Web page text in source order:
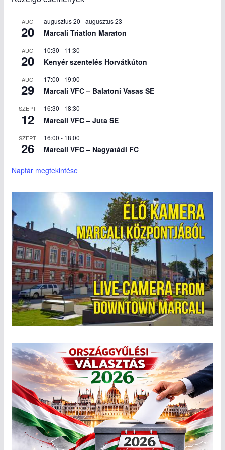
AUG
20
augusztus 20 -augusztus 23
Marcali Triatlon Maraton
AUG
20
10:30 - 11:30
Kenyér szentelés Horvátkúton
AUG
29
17:00 - 19:00
Marcali VFC – Balatoni Vasas SE
SZEPT
12
16:30 - 18:30
Marcali VFC – Juta SE
SZEPT
26
16:00 - 18:00
Marcali VFC – Nagyatádi FC
Naptár megtekintése